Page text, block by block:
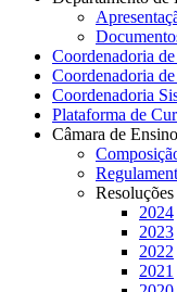
Coordenadoria
Coordenadoria
Coordenadoria
Plataforma de
Câmara de Ensino
Resoluções
2024
2023
2022
2021